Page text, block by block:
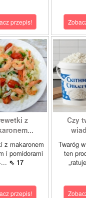
przepis!
z
z makaronem
i pomidorami
⇖ 17
przepis!
Czy
Twaróg
ten